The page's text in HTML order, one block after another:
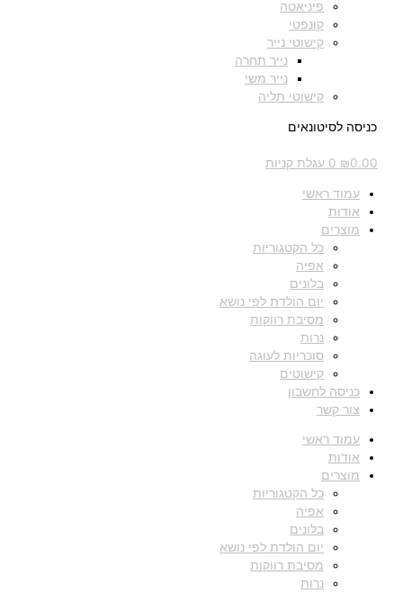
פיניאטה
קונפטי
קישוטי נייר
נייר תחרה
נייר משי
קישוטי תליה
כניסה לסיטונאים
₪0.00
0 עגלת קניות
עמוד ראשי
אודות
מוצרים
כל הקטגוריות
אפיה
בלונים
יום הולדת לפי נושא
מסיבת רווקות
נרות
סוכריות לעוגה
קישוטים
כניסה לחשבון
צור קשר
עמוד ראשי
אודות
מוצרים
כל הקטגוריות
אפיה
בלונים
יום הולדת לפי נושא
מסיבת רווקות
נרות